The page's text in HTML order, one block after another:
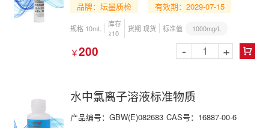
品牌：坛墨质检
有效期：2029-07-15
规格 10mL
库存
≥10
货期 现货 标准值 1000mg/L
￥200 
- +
水中氯离子溶液标准物质
产品编号：GBW(E)082683 CAS号：16887-00-6